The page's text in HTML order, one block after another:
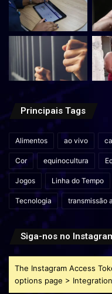
Principais Tags
Alimentos ao vivo
Cor equinocultura
Jogos Linha do Tempo
Tecnologia transmissão
Siga-nos no
The Instagram Access
options page >